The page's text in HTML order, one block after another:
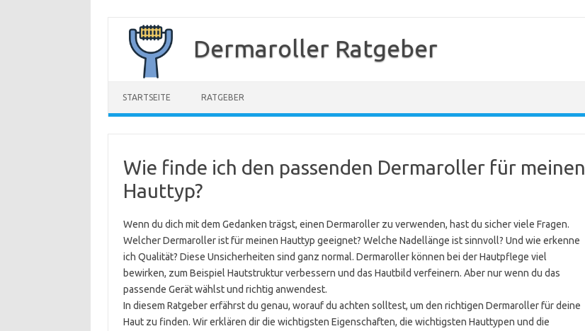
Inhalt
springen
Dermaroller Ratgeber
STARTSEITE RATGEBER
Wie finde ich den passenden Dermaroller für meinen
Hauttyp?
Wenn du dich mit dem Gedanken trägst, einen Dermaroller zu verwenden, hast du sicher viele Fragen.
Welcher Dermaroller ist für meinen Hauttyp geeignet? Welche Nadellänge ist sinnvoll? Und wie erkenne
ich Qualität? Diese Unsicherheiten sind ganz normal. Dermaroller können bei der Hautpflege viel
bewirken, zum Beispiel Hautstruktur verbessern und das Hautbild verfeinern. Aber nur wenn du das
passende Gerät wählst und richtig anwendest.
In diesem Ratgeber erfährst du genau, worauf du achten solltest, um den richtigen Dermaroller für deine
Haut zu finden. Wir erklären dir die wichtigsten Eigenschaften, die wichtigsten Hauttypen und die